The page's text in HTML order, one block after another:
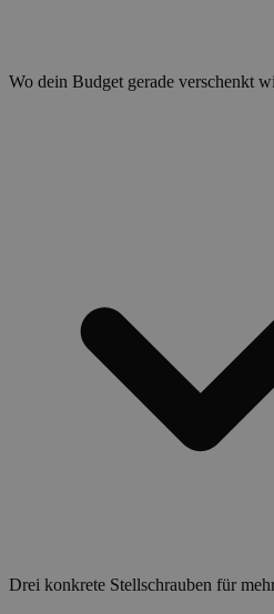
Wo dein Budget gerade verschenkt
Drei konkrete Stellschrauben für